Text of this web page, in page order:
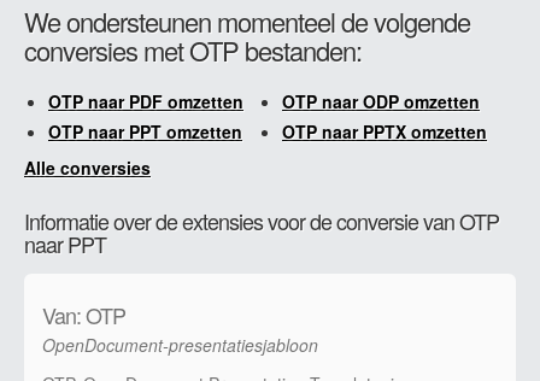
We ondersteunen momenteel de volgende
conversies met OTP bestanden:
OTP naar PDF omzetten
OTP naar ODP omzetten
OTP naar PPT omzetten
OTP naar PPTX omzetten
Alle conversies
Informatie over de extensies voor de conversie van OTP
naar PPT
Van: OTP
OpenDocument-presentatiesjabloon